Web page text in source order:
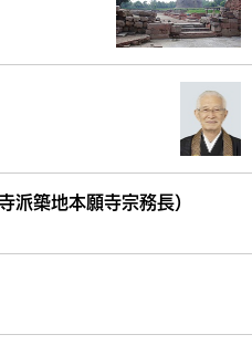
派築地本願寺宗務長）